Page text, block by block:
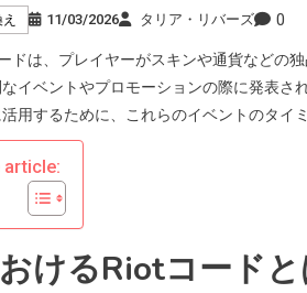
11/03/2026 タリア・リバーズ 0
ドは、プレイヤーがスキンや通貨などの
イベントやプロモーションの際に発表
用するために、これらのイベントのタイ
article:
けるRiotコードと